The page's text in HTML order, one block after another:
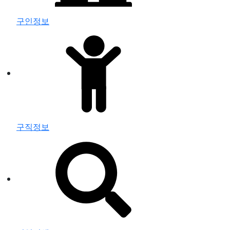
구인정보
구직정보